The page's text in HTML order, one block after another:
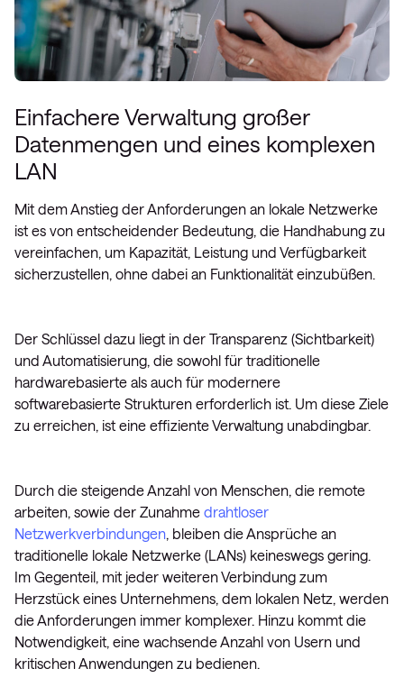
Einfachere Verwaltung großer
Datenmengen und eines komplexen
LAN
Mit dem Anstieg der Anforderungen an lokale Netzwerke
ist es von entscheidender Bedeutung, die Handhabung zu
vereinfachen, um Kapazität, Leistung und Verfügbarkeit
sicherzustellen, ohne dabei an Funktionalität einzubüßen.
Der Schlüssel dazu liegt in der Transparenz (Sichtbarkeit)
und Automatisierung, die sowohl für traditionelle
hardwarebasierte als auch für modernere
softwarebasierte Strukturen erforderlich ist. Um diese Ziele
zu erreichen, ist eine effiziente Verwaltung unabdingbar.
Durch die steigende Anzahl von Menschen, die remote
arbeiten, sowie der Zunahme drahtloser
Netzwerkverbindungen, bleiben die Ansprüche an
traditionelle lokale Netzwerke (LANs) keineswegs gering.
Im Gegenteil, mit jeder weiteren Verbindung zum
Herzstück eines Unternehmens, dem lokalen Netz, werden
die Anforderungen immer komplexer. Hinzu kommt die
Notwendigkeit, eine wachsende Anzahl von Usern und
kritischen Anwendungen zu bedienen.